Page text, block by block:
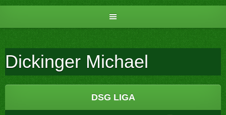
Dickinger Michael
DSG LIGA